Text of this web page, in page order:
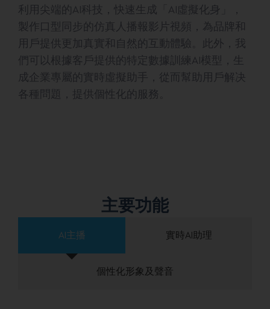
利用尖端的AI科技，快速生成「AI虛擬化身」，
製作口型同步的仿真人播報影片視頻，為品牌和
用戶提供更加真實和自然的互動體驗。此外，我
們可以根據客戶提供的特定數據訓練AI模型，生
成企業專屬的實時虛擬助手，從而幫助用戶解决
各種問題，提供個性化的服務。
主要功能
AI主播 實時AI助理
個性化形象及聲音